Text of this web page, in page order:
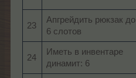
23
Апгрейдить рюкзак до
6 слотов
24
Иметь в инвентаре
динамит: 6